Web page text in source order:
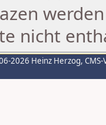
nicht
2026 Heinz Herzog,